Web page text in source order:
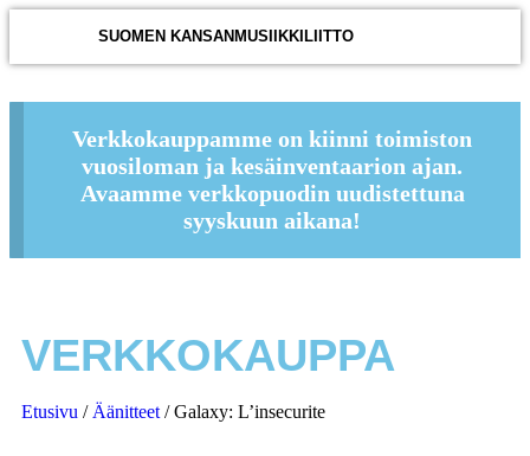
SUOMEN KANSANMUSIIKKILIITTO
Verkkokauppamme on kiinni toimiston
vuosiloman ja kesäinventaarion ajan.
Avaamme verkkopuodin uudistettuna
syyskuun aikana!
VERKKOKAUPPA
Etusivu / Äänitteet / Galaxy: L’insecurite